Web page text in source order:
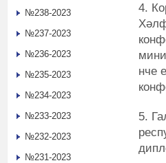
4.
нче
5.
№238-2023
№237-2023
№236-2023
№235-2023
№234-2023
№233-2023
№232-2023
№231-2023